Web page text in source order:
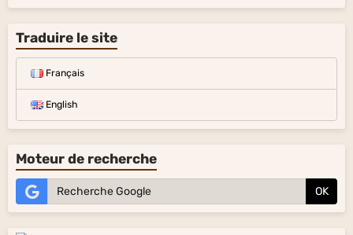
Traduire le site
Français
English
Moteur de recherche
OK